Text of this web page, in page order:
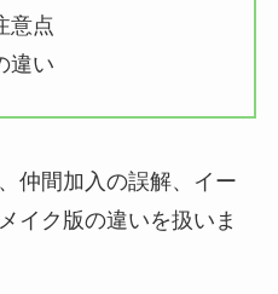
意点
違い
仲間加入の誤解、イー
イク版の違いを扱いま